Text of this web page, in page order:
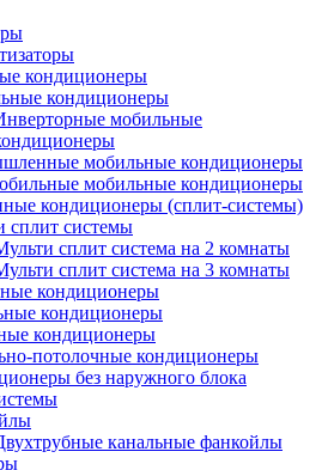
кондиционеры
кондиционеры
мобильные
мобильные кондиционеры
мобильные кондиционеры
кондиционеры (сплит-системы)
сплит системы
сплит система на 2 комнаты
сплит система на 3 комнаты
кондиционеры
кондиционеры
кондиционеры
потолочные кондиционеры
без наружного блока
канальные фанкойлы